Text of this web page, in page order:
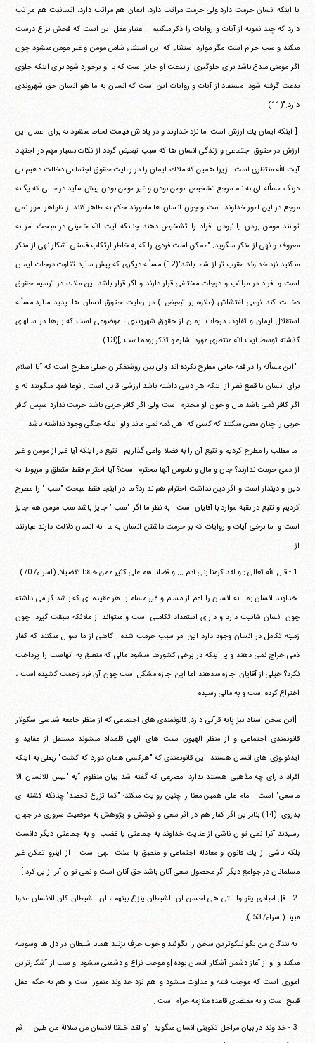
يا اينكه انسان حرمت دارد ولى حرمت مراتب دارد،‏ ‏ايمان هم مراتب دارد، انسانيت هم مراتب
دارد كه چند نمونه از آيات و‏ ‏روايات را ذكر مى‎كنيم . اعتبار عقل اين است كه فحش نزاع درست‏
‏مى‎كند و سب حرام است مگر موارد استثناء كه اين استثناء شامل مومن‏ ‏و غير مومن مى‎شود چون
اگر مومنى مبدع باشد براى جلوگيرى از‏ ‏بدعت او جايز است كه با او برخورد شود براى اينكه جلوى
بدعت‏ ‏گرفته شود. مستفاد از آيات و روايات اين است كه انسان به ما هو انسان‏ ‏حق شهروندى
دارد."(11)
‏ ‏[ اينكه ايمان يك ارزش است اما نزد خداوند و در پاداش قيامت لحاظ‏ ‏مى‎شود نه براى اعمال اين
ارزش در حقوق اجتماعى و زندگى انسان ها كه‏ ‏سبب تبعيض گردد از نكات بسيار مهم در اجتهاد
آيت الله منتظرى است .‏ ‏زيرا همين كه ملاك ايمان را در رعايت حقوق اجتماعى دخالت دهيم بى‏
‏درنگ مسأله اى به نام مرجع تشخيص مومن بودن و غير مومن بودن پيش‏ ‏مى‎آيد در حالى كه يگانه
مرجع در اين امور خداوند است و چون انسان ها‏ ‏مامورند حكم به ظاهر كنند از ظواهر امور نمى
توانند مومن بودن يا نبودن‏ ‏افراد را تشخيص دهند چنانكه آيت الله خمينى در مبحث امر به
معروف و‏ ‏نهى از منكر مى‎گويد: "ممكن است فردى را كه به خاطر ارتكاب فسقى‏ ‏آشكار نهى از منكر
مى‎كنيد نزد خداوند مقرب تر از شما باشد"(12) مسأله‏ ‏ديگرى كه پيش مى‎آيد تفاوت درجات ايمان
است و افراد در مراتب و‏ ‏درجات مختلفى قرار دارند و اگر قرار باشد اين ملاك در ترسيم حقوق‏
‏دخالت كند نوعى اغتشاش (علاوه بر تبعيض ) در رعايت حقوق انسان ها‏ ‏پديد مى‎آيد.مسأله
استقلال ايمان و تفاوت درجات ايمان از حقوق‏ ‏شهروندى ، موضوعى است كه بارها در سالهاى
گذشته توسط آيت الله‏ ‏منتظرى مورد اشاره و تذكر بوده است .](13)
‏ ‏"اين مسأله را در فقه جايى مطرح نكرده اند ولى بين روشنفكران‏ ‏خيلى مطرح است كه آيا اسلام
براى انسان با قطع نظر از اينكه هر دينى‏ ‏داشته باشد ارزشى قايل است . نوعا فقها مى‎گويند نه و
اگر كافر ذمى‏ ‏باشد مال و خون او محترم است ولى اگر كافر حربى باشد حرمت ندارد‏ ‏سپس كافر
حربى را چنان معنى مى‎كنند كه كسى كه اهل ذمه نمى ماند‏ ‏ولو اينكه جنگى وجود نداشته باشد.
‏ ‏ما مطلب را مطرح كرديم و تتبع آن را به فضلا وامى گذاريم . تتبع در‏ ‏اينكه آيا غير از مومن و غير
از ذمى حرمت ندارند؟ جان و مال و ناموس‏ ‏آنها محترم است؟ آيا احترام فقط متعلق و مربوط به
دين و ديندار است‏ ‏و اگر دين نداشت احترام هم ندارد؟ ما در اينجا فقط مبحث "سب " را‏ ‏مطرح
كرديم و تتبع در بقيه موارد با آقايان است . به نظر ما اگر "سب "‏ ‏جايز باشد سب مومن هم جايز
است و اما برخى آيات و روايات كه بر‏ ‏حرمت داشتن انسان به ما انه انسان دلالت دارند عبارتند
از:
‏ ‏خداوند انسان بما انه انسان را اعم از مسلم و غير مسلم با هر‏ ‏عقيده اى كه باشد گرامى داشته
چون انسان شانيت دارد و داراى استعداد‏ ‏تكاملى است و مى‎تواند از ملائكه سبقت گيرد. چون
زمينه تكامل در‏ ‏انسان وجود دارد اين امر سبب حرمت شده . گاهى از ما سوال مى‎كنند كه‏ ‏كفار
ذمى خراج نمى دهند و يا اينكه در برخى كشورها مى‎شود مالى كه‏ ‏متعلق به آنهاست را پرداخت
نكرد؟ خيلى از آقايان اجازه مى‎دهند اما‏ ‏اين اجازه مشكل است چون آن فرد زحمت كشيده است ،
اختراع كرده‏ ‏است و به مالى رسيده .
‏ ‏[اين سخن استاد نيز پايه قرآنى دارد. قانونمندى هاى اجتماعى كه از‏ ‏منظر جامعه شناسى سكولار
قانونمندى اجتماعى و از منظر الهيون‏ ‏سنت هاى الهى قلمداد مى‎شوند مستقل از عقايد و
ايدئولوژى هاى انسان‏ ‏هستند. اين قانونمندى كه "هركسى همان دورد كه كشت" ربطى به اينكه
افراد‏ ‏داراى چه مذهبى هستند ندارد. مصرعى كه گفته شد بيان منظوم آيه "ليس‏ ‏للانسان الا
ماسعى" است . امام على همين معنا را چنين روايت مى‎كند: "كما‏ ‏تزرع تحصد" چنانكه كشته اى
بدروى .(14) بنابراين اگر كفار هم در اثر سعى‏ ‏و كوشش و پژوهش به موقعيت سرورى در جهان
رسيدند آنرا نمى توان‏ ‏ناشى از عنايت خداوند به جماعتى يا غضب او به جماعتى ديگر دانست‏
‏بلكه ناشى از يك قانون و معادله اجتماعى و منطبق با سنت الهى است . از‏ ‏اينرو تمكن غير
مسلمانان در جوامع ديگر اگر محصول سعى آنان باشد حق‏ ‏آنان است و نمى توان آنرا زايل كرد.]
‏ ‏2 - قل لعبادى يقولوا التى هى احسن ان الشيطان ينزع بينهم ، ان‏ ‏الشيطان كان للانسان عدوا
مبينا (اسراء/ 53 ).
‏ ‏به بندگان من بگو نيكوترين سخن را بگوئيد و خوب حرف بزنيد‏ ‏همانا شيطان در دل ها وسوسه
مى‎كند و او از آغاز دشمن آشكار انسان‏ ‏بوده [و موجب نزاع و دشمنى مى‎شود] و سب از آشكارترين
امورى‏ ‏است كه موجب فتنه و عداوت مى‎شود و هم نزد خداوند منفور است و‏ ‏هم به حكم عقل
قبيح است و به مقتضاى قاعده ملازمه حرام است .
‏ ‏3 - خداوند در بيان مراحل تكوينى انسان مى‎گويد: "و لقد‏ ‏خلقناالانسان من سلالة من طين ... ثم